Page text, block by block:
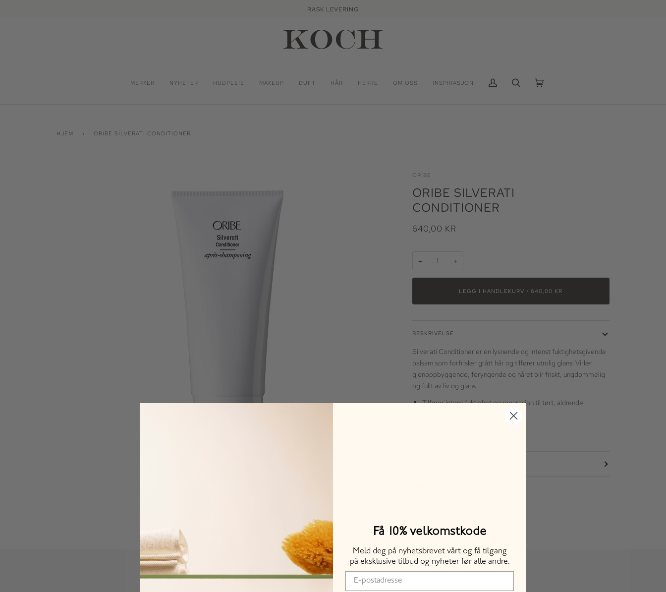
RASK LEVERING
MERKER NYHETER HUDPLEIE MAKEUP DUFT HÅR HERRE OM OSS INSPIRASJON
Min
Søk Handlekurv
(0)
HJEM › ORIBE SILVERATI CONDITIONER
ORIBE
ORIBE SILVERATI
CONDITIONER
640,00 KR
− +
LEGG I HANDLEKURV • 640,00 KR
BESKRIVELSE
Silverati Conditioner er en lysnende og intenst fuktighetsgivende
balsam som forfrisker grått hår og tilfører utrolig glans! Virker
gjenoppbyggende, foryngende og håret blir friskt, ungdommelig
og fullt av liv og glans.
Tilfører intens fuktighet og reparasjon til tørt, aldrende
Få 10% velkomstkode
Meld deg på nyhetsbrevet vårt og få tilgang
på eksklusive tilbud og nyheter før alle andre.